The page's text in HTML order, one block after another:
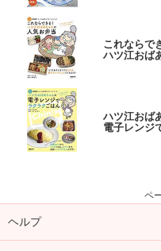
これならで
ハツ江おば
ハツ江おば
電子レンジ
ペ
ヘルプ